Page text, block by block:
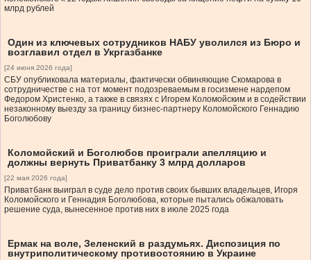
млрд рублей
Один из ключевых сотрудников НАБУ уволился из Бюро и
возглавил отдел в Укргазбанке
[24 июня 2026 года]
СБУ опубликовала материалы, фактически обвиняющие Скомарова в
сотрудничестве с на тот момент подозреваемым в госизмене нардепом
Федором Христенко, а также в связях с Игорем Коломойским и в содействии
незаконному выезду за границу бизнес-партнеру Коломойского Геннадию
Боголюбову
Коломойский и Боголюбов проиграли апелляцию и
должны вернуть Приватбанку 3 млрд долларов
[22 мая 2026 года]
Приватбанк выиграл в суде дело против своих бывших владельцев, Игоря
Коломойского и Геннадия Боголюбова, которые пытались обжаловать
решение суда, вынесенное против них в июле 2025 года
Ермак на воле, Зеленский в раздумьях. Диспозиция по
внутриполитическому противостоянию в Украине